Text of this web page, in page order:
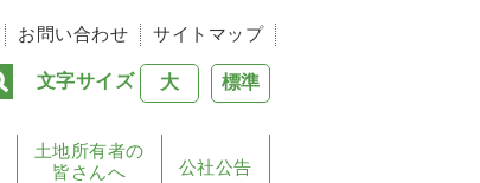
お問い合わせ サイトマップ
文字サイズ 標準
大
土地所有者の
皆さんへ
公社公告